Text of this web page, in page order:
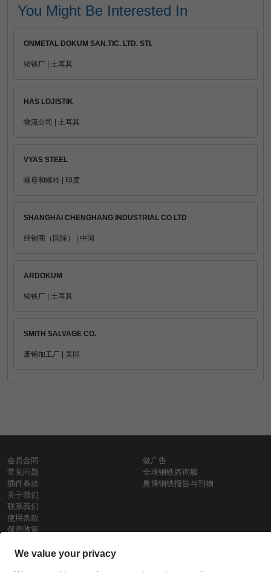
You Might Be Interested In
ONMETAL DOKUM SAN.TIC. LTD. STI.
铸铁厂 | 土耳其
HAS LOJISTIK
物流公司 | 土耳其
VYAS STEEL
螺母和螺栓 | 印度
SHANGHAI CHENGHANG INDUSTRIAL CO LTD
经销商（国际） | 中国
ARDOKUM
铸铁厂 | 土耳其
SMITH SALVAGE CO.
废钢加工厂 | 美国
会员合同
常见问题
插件条款
关于我们
联系我们
使用条款
保密政策
做广告
全球钢铁咨询服
奥博钢铁报告与刊物